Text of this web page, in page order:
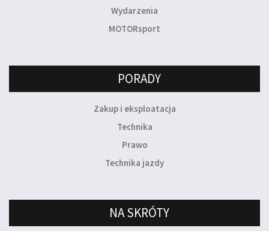
Wydarzenia
MOTORsport
PORADY
Zakup i eksploatacja
Technika
Prawo
Technika jazdy
NA SKRÓTY